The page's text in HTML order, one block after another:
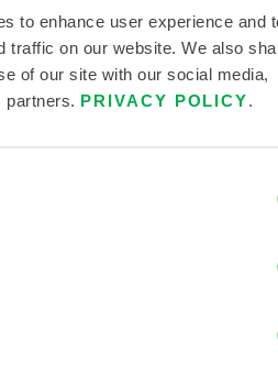
to enhance user experience and
traffic on our website. We also
of our site with our social media,
partners. PRIVACY POLICY.
CONNEXES